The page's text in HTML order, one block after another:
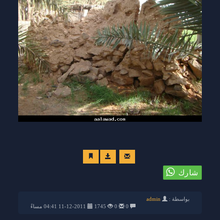
بواسطة :
admin
0
0
1745 11-12-2011 04:41 مساءً